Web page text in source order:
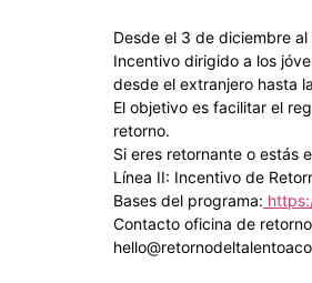
Desde el 3 de diciembre
Incentivo dirigido a los
desde el extranjero hasta
El objetivo es facilitar el
retorno.
Si eres retornante o estás
Línea II: Incentivo de
Bases del programa:
Contacto oficina de